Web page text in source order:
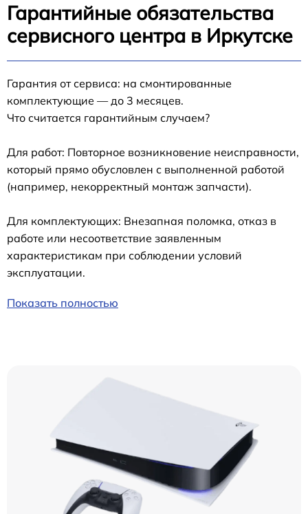
Гарантийные обязательства
сервисного центра в Иркутске
Гарантия от сервиса: на смонтированные
комплектующие — до 3 месяцев.
Что считается гарантийным случаем?
Для работ: Повторное возникновение неисправности,
который прямо обусловлен с выполненной работой
(например, некорректный монтаж запчасти).
Для комплектующих: Внезапная поломка, отказ в
работе или несоответствие заявленным
характеристикам при соблюдении условий
эксплуатации.
Показать полностью